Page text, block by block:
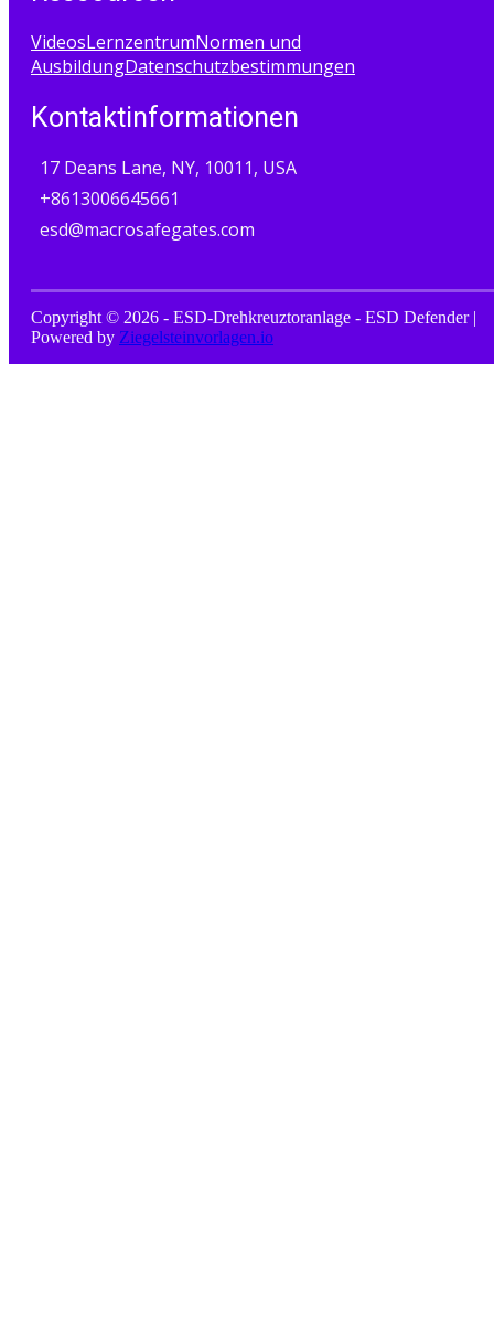
VideosLernzentrumNormen und
AusbildungDatenschutzbestimmungen
Kontaktinformationen
17 Deans Lane, NY, 10011, USA
+8613006645661
esd@macrosafegates.com
Copyright © 2026 - ESD-Drehkreuztoranlage - ESD Defender |
Powered by Ziegelsteinvorlagen.io